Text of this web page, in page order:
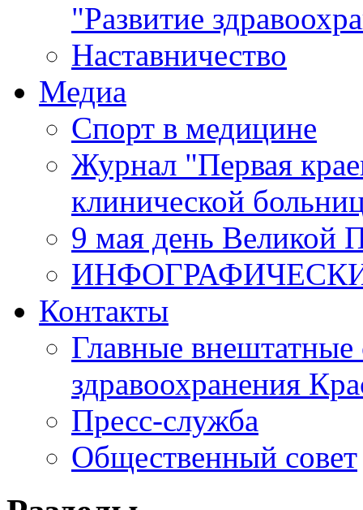
"Развитие
Наставничество
Медиа
Спорт в медицине
Журнал "Первая
клинической
9 мая день Великой
Контакты
Главные внештатные
здравоохранения
Пресс-служба
Общественный совет